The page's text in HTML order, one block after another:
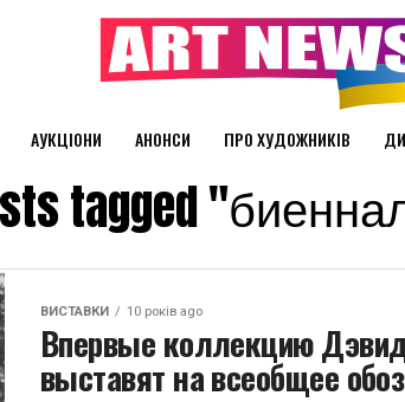
АУКЦІОНИ АНОНСИ ПРО ХУДОЖНИКІВ
tagged
ВИСТАВКИ 10 років ago
Впервые коллекцию
выставят на всеобщее